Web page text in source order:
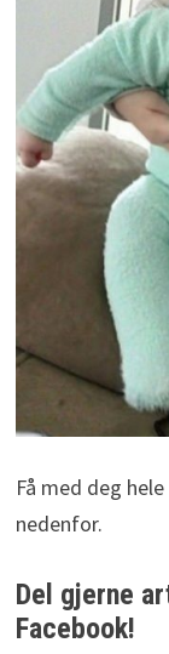
Få med deg
nedenfor.
Del gjerne
Facebook!